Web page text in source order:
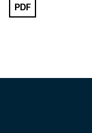
PDF